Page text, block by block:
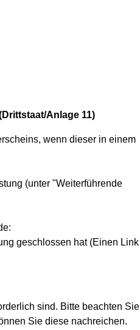
Anlage 11)
wenn dieser in einem
(unter "Weiterführende
geschlossen hat (Einen Link
sind. Bitte beachten Sie
Sie diese nachreichen.